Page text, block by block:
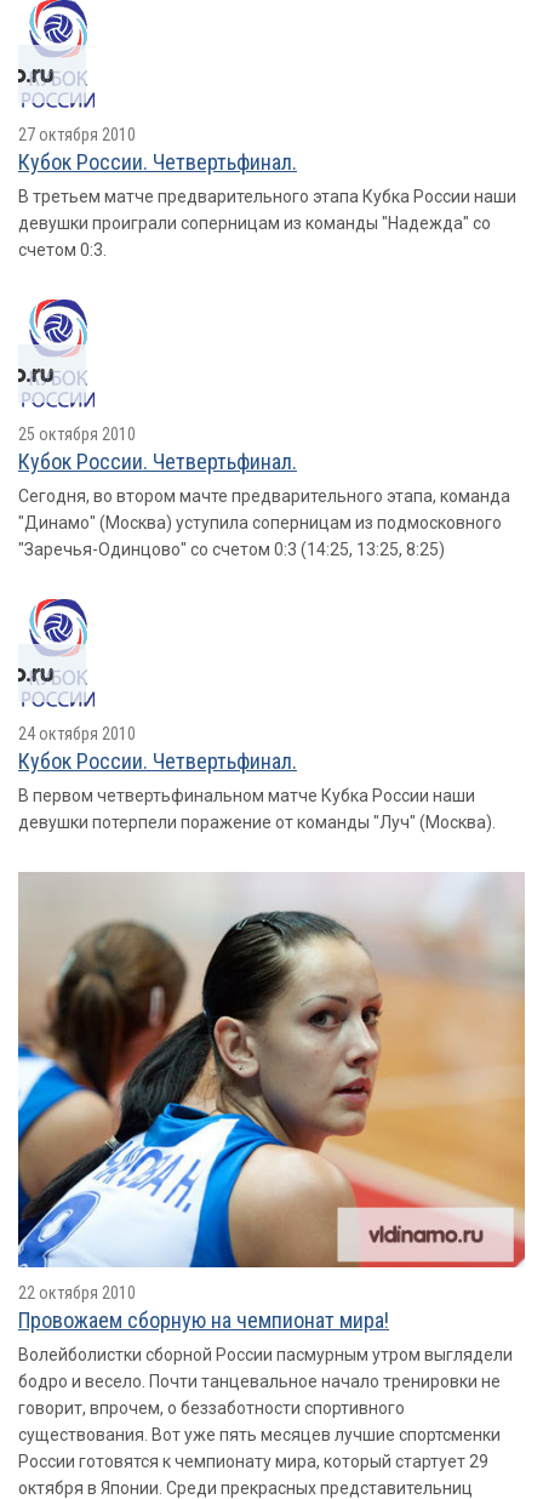
27 октября 2010
Кубок России. Четвертьфинал.
В третьем матче предварительного этапа Кубка России наши
девушки проиграли соперницам из команды "Надежда" со
счетом 0:3.
25 октября 2010
Кубок России. Четвертьфинал.
Сегодня, во втором мачте предварительного этапа, команда
"Динамо" (Москва) уступила соперницам из подмосковного
"Заречья-Одинцово" со счетом 0:3 (14:25, 13:25, 8:25)
24 октября 2010
Кубок России. Четвертьфинал.
В первом четвертьфинальном матче Кубка России наши
девушки потерпели поражение от команды "Луч" (Москва).
22 октября 2010
Провожаем сборную на чемпионат мира!
Волейболистки сборной России пасмурным утром выглядели
бодро и весело. Почти танцевальное начало тренировки не
говорит, впрочем, о беззаботности спортивного
существования. Вот уже пять месяцев лучшие спортсменки
России готовятся к чемпионату мира, который стартует 29
октября в Японии. Среди прекрасных представительниц